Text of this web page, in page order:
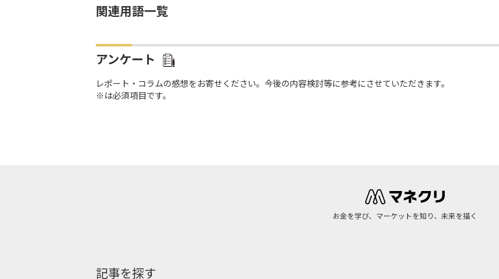
関連用語一覧
アンケート
レポート・コラムの感想をお寄せください。今後の内容検討等に参考にさせていただきます。
※は必須項目です。
お金を学び、マーケットを知り、未来を描く
記事を探す